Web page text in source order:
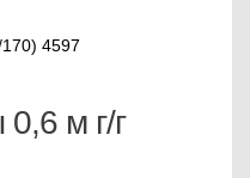
4597
м г/г